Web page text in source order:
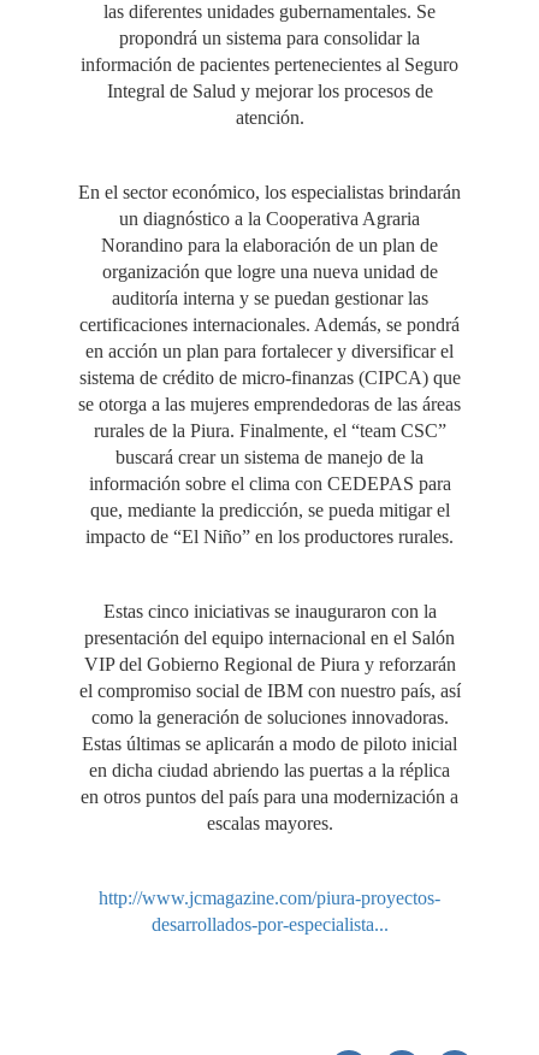
las diferentes unidades gubernamentales. Se
propondrá un sistema para consolidar la
información de pacientes pertenecientes al Seguro
Integral de Salud y mejorar los procesos de
atención.
En el sector económico, los especialistas brindarán
un diagnóstico a la Cooperativa Agraria
Norandino para la elaboración de un plan de
organización que logre una nueva unidad de
auditoría interna y se puedan gestionar las
certificaciones internacionales. Además, se pondrá
en acción un plan para fortalecer y diversificar el
sistema de crédito de micro-finanzas (CIPCA) que
se otorga a las mujeres emprendedoras de las áreas
rurales de la Piura. Finalmente, el “team CSC”
buscará crear un sistema de manejo de la
información sobre el clima con CEDEPAS para
que, mediante la predicción, se pueda mitigar el
impacto de “El Niño” en los productores rurales.
Estas cinco iniciativas se inauguraron con la
presentación del equipo internacional en el Salón
VIP del Gobierno Regional de Piura y reforzarán
el compromiso social de IBM con nuestro país, así
como la generación de soluciones innovadoras.
Estas últimas se aplicarán a modo de piloto inicial
en dicha ciudad abriendo las puertas a la réplica
en otros puntos del país para una modernización a
escalas mayores.
http://www.jcmagazine.com/piura-proyectos-
desarrollados-por-especialista...